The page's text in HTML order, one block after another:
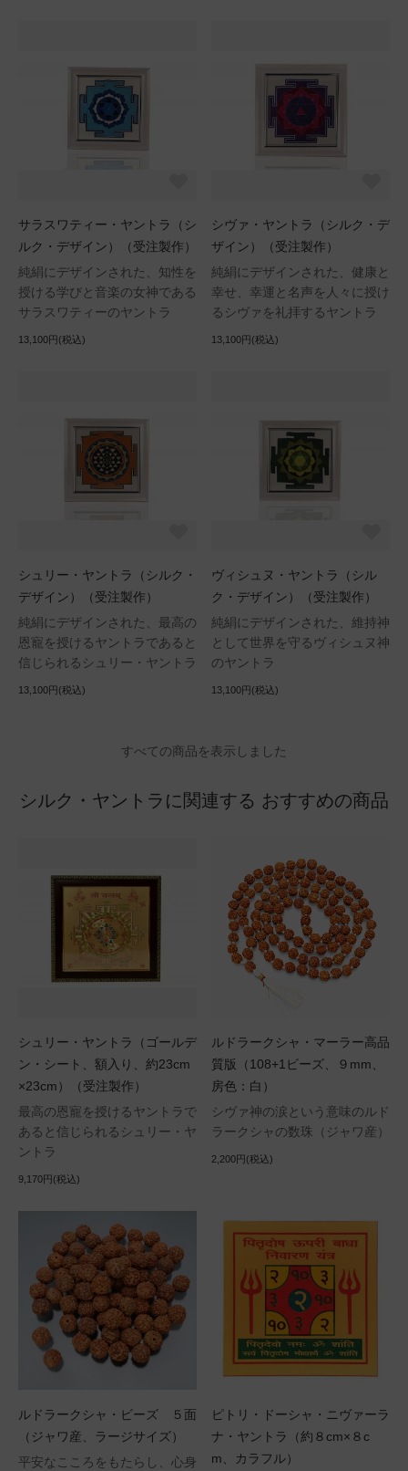
サラスワティー・ヤントラ（シ
ルク・デザイン）（受注製作）
純絹にデザインされた、知性を
授ける学びと音楽の女神である
サラスワティーのヤントラ
13,100円(税込)
シヴァ・ヤントラ（シルク・デ
ザイン）（受注製作）
純絹にデザインされた、健康と
幸せ、幸運と名声を人々に授け
るシヴァを礼拝するヤントラ
13,100円(税込)
シュリー・ヤントラ（シルク・
デザイン）（受注製作）
純絹にデザインされた、最高の
恩寵を授けるヤントラであると
信じられるシュリー・ヤントラ
13,100円(税込)
ヴィシュヌ・ヤントラ（シル
ク・デザイン）（受注製作）
純絹にデザインされた、維持神
として世界を守るヴィシュヌ神
のヤントラ
13,100円(税込)
すべての商品を表示しました
シルク・ヤントラに関連する おすすめの商品
シュリー・ヤントラ（ゴールデ
ン・シート、額入り、約23cm
×23cm）（受注製作）
最高の恩寵を授けるヤントラで
あると信じられるシュリー・ヤ
ントラ
9,170円(税込)
ルドラークシャ・マーラー高品
質版（108+1ビーズ、９mm、
房色：白）
シヴァ神の涙という意味のルド
ラークシャの数珠（ジャワ産）
2,200円(税込)
ルドラークシャ・ビーズ ５面
（ジャワ産、ラージサイズ）
平安なこころをもたらし、心身
ピトリ・ドーシャ・ニヴァーラ
ナ・ヤントラ（約８cm×８c
m、カラフル）